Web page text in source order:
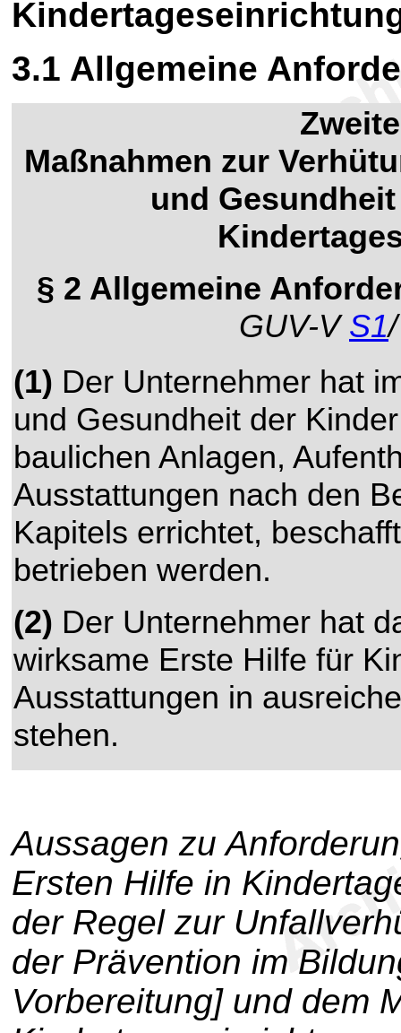
3.1 Allgemeine
Maßnahmen zur
und
§ 2 Allgemeine
GUV-VS1
(1) Der Unternehmer hat
und Gesundheit der
baulichen Anlagen,
Ausstattungen nach den
Kapitels errichtet,
betrieben werden.
(2) Der Unternehmer hat
wirksame Erste Hilfe für
Ausstattungen in
stehen.
Aussagen zu
Ersten Hilfe in
der Regel zur
der Prävention im
Vorbereitung] und dem